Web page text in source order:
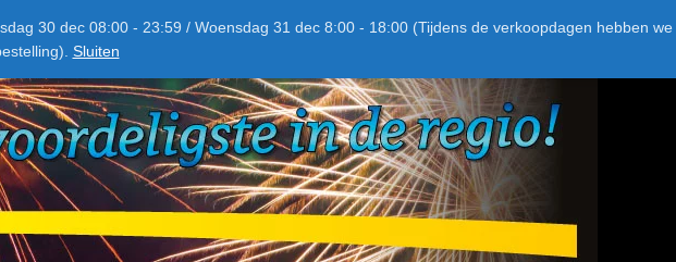
30 dec 08:00 - 23:59 / Woensdag 31 dec 8:00 - 18:00 (Tijdens de verkoopdagen hebben we
Sluiten